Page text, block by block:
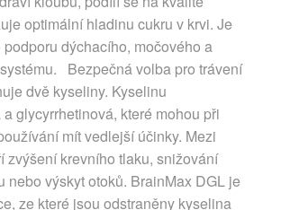
optimální hladinu cukru v krvi. Je
dýchacího, močového a
Bezpečná volba pro trávení
dvě kyseliny. Kyselinu
glycyrrhetinová, které mohou při
mít vedlejší účinky. Mezi
zvýšení krevního tlaku, snižování
nebo výskyt otoků. BrainMax DGL je
ze které jsou odstraněny kyselina